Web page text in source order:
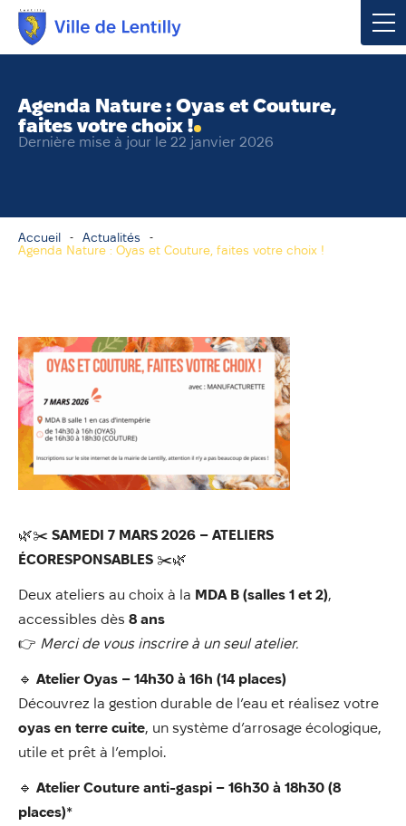
Agenda Nature : Oyas et Couture,
faites votre choix !
Dernière mise à jour le 22 janvier 2026
Accueil
Actualités
Agenda Nature : Oyas et Couture, faites votre choix !
🌿✂️ SAMEDI 7 MARS 2026 – ATELIERS
ÉCORESPONSABLES ✂️🌿
Deux ateliers au choix à la MDA B (salles 1 et 2),
accessibles dès 8 ans
👉 Merci de vous inscrire à un seul atelier.
🔹 Atelier Oyas – 14h30 à 16h (14 places)
Découvrez la gestion durable de l’eau et réalisez votre
oyas en terre cuite, un système d’arrosage écologique,
utile et prêt à l’emploi.
🔹 Atelier Couture anti-gaspi – 16h30 à 18h30 (8
places)*
Votre mairie
Vivre à Lentilly
Social & Économie
Contacter votre mairie
Publications
Démarches